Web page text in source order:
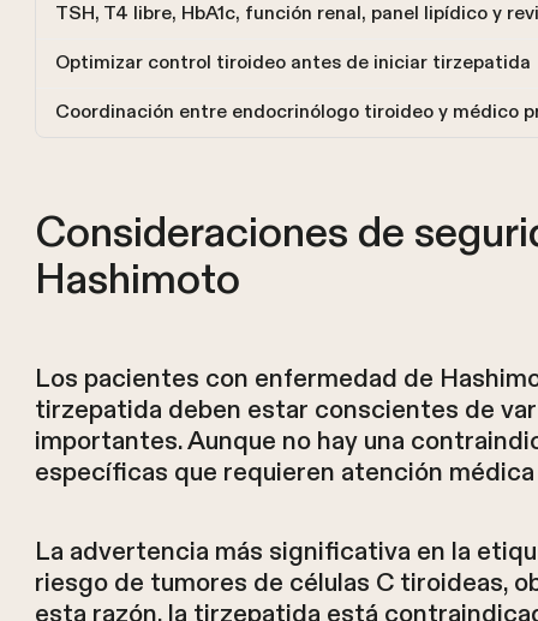
TSH, T4 libre, HbA1c, función renal, panel lipídico y
Optimizar control tiroideo antes de iniciar tirzepatida
Coordinación entre endocrinólogo tiroideo y médico
Consideraciones de
Hashimoto
Los pacientes con enfermedad de
tirzepatida deben estar conscientes de
importantes. Aunque no hay una
específicas que requieren atención
La advertencia más significativa en la
riesgo de tumores de células C tiroideas,